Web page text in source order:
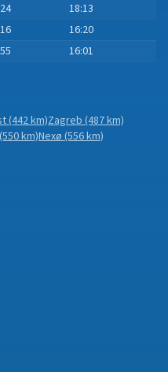
18:13
16:20
16:01
(442 km)Zagreb(487 km)
km)Nexø(556 km)